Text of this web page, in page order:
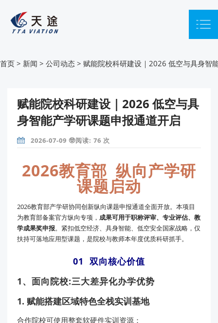
首页 > 新闻 > 公司动态 > 赋能院校科研建设｜2026 低空与具身智
赋能院校科研建设｜2026 低空与具
身智能产学研课题申报通道开启
2026-07-09 🤓阅读: 76 次
2026教育部 纵向产学研
课题启动
2026教育部产学研协同创新纵向课题申报通道全面开放。本项目
为教育部备案官方纵向专项， 成果可用于职称评审、专业评估、教
学成果奖申报。紧扣低空经济、具身智能、低空安全国家战略，仅
扶持可落地应用型课题，是院校与教师本年度优质科研抓手。
01 双向核心价值
1、面向院校:三大差异化办学优势
1. 赋能搭建区域特色全栈实训基地
合作院校可使用整套软硬件实训资源：